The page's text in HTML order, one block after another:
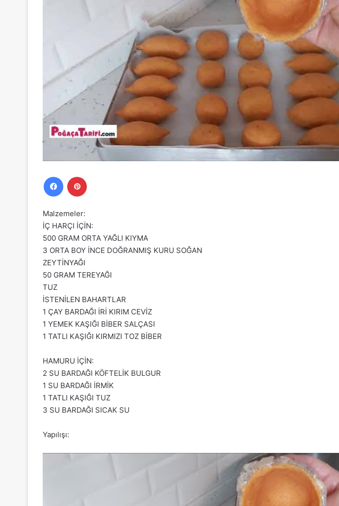
Facebook
Malzemeler:
İÇ HARÇI İÇİN:
500 GRAM ORTA YAĞLI KIYMA
3 ORTA BOY İNCE DOĞRANMIŞ KURU SOĞAN
ZEYTİNYAĞI
50 GRAM TEREYAĞI
TUZ
İSTENİLEN BAHARTLAR
1 ÇAY BARDAĞI İRİ KIRIM CEVİZ
1 YEMEK KAŞIĞI BİBER SALÇASI
1 TATLI KAŞIĞI KIRMIZI TOZ BİBER
HAMURU İÇİN:
2 SU BARDAĞI KÖFTELİK BULGUR
1 SU BARDAĞI İRMİK
1 TATLI KAŞIĞI TUZ
3 SU BARDAĞI SICAK SU
Yapılışı: